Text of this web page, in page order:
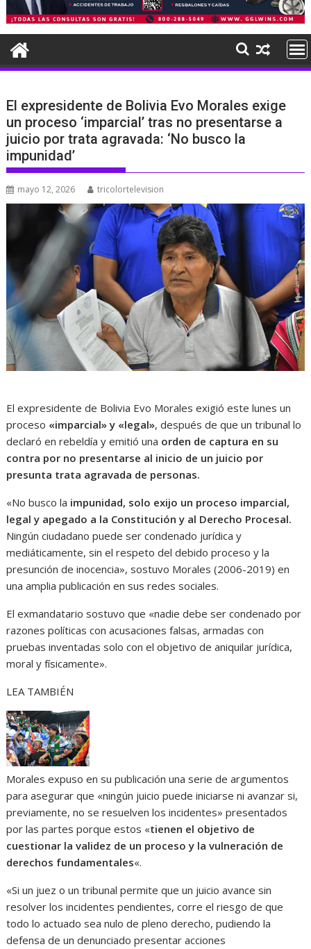
El expresidente de Bolivia Evo Morales exige
un proceso ‘imparcial’ tras no presentarse a
juicio por trata agravada: ‘No busco la
impunidad’
mayo 12, 2026 tricolortelevision
El expresidente de Bolivia Evo Morales exigió este lunes un
proceso «imparcial» y «legal», después de que un tribunal lo
declaró en rebeldía y emitió una orden de captura en su
contra por no presentarse al inicio de un juicio por
presunta trata agravada de personas.
«No busco la impunidad, solo exijo un proceso imparcial,
legal y apegado a la Constitución y al Derecho Procesal.
Ningún ciudadano puede ser condenado jurídica y
mediáticamente, sin el respeto del debido proceso y la
presunción de inocencia», sostuvo Morales (2006-2019) en
una amplia publicación en sus redes sociales.
El exmandatario sostuvo que «nadie debe ser condenado por
razones políticas con acusaciones falsas, armadas con
pruebas inventadas solo con el objetivo de aniquilar jurídica,
moral y físicamente».
LEA TAMBIÉN
Morales expuso en su publicación una serie de argumentos
para asegurar que «ningún juicio puede iniciarse ni avanzar si,
previamente, no se resuelven los incidentes» presentados
por las partes porque estos «tienen el objetivo de
cuestionar la validez de un proceso y la vulneración de
derechos fundamentales«.
«Si un juez o un tribunal permite que un juicio avance sin
resolver los incidentes pendientes, corre el riesgo de que
todo lo actuado sea nulo de pleno derecho, pudiendo la
defensa de un denunciado presentar acciones